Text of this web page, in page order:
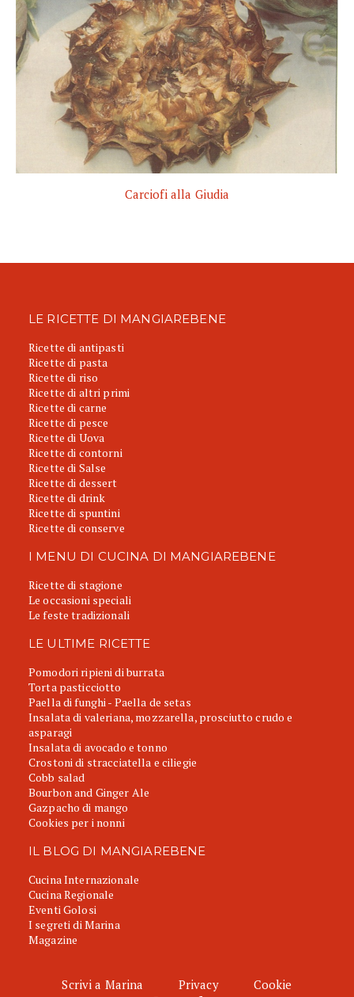
Carciofi alla Giudia
LE RICETTE DI MANGIAREBENE
Ricette di antipasti
Ricette di pasta
Ricette di riso
Ricette di altri primi
Ricette di carne
Ricette di pesce
Ricette di Uova
Ricette di contorni
Ricette di Salse
Ricette di dessert
Ricette di drink
Ricette di spuntini
Ricette di conserve
I MENU DI CUCINA DI MANGIAREBENE
Ricette di stagione
Le occasioni speciali
Le feste tradizionali
LE ULTIME RICETTE
Pomodori ripieni di burrata
Torta pasticciotto
Paella di funghi - Paella de setas
Insalata di valeriana, mozzarella, prosciutto crudo e
asparagi
Insalata di avocado e tonno
Crostoni di stracciatella e ciliegie
Cobb salad
Bourbon and Ginger Ale
Gazpacho di mango
Cookies per i nonni
IL BLOG DI MANGIAREBENE
Cucina Internazionale
Cucina Regionale
Eventi Golosi
I segreti di Marina
Magazine
Scrivi a Marina Privacy Cookie